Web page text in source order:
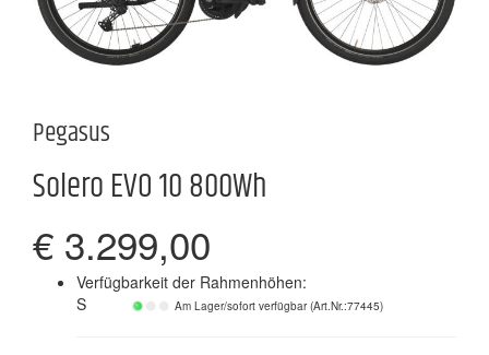
Pegasus
Solero EVO 10 800Wh
€ 3.299,00
Verfügbarkeit der Rahmenhöhen:
S
Am Lager/sofort verfügbar (Art.Nr.:77445)